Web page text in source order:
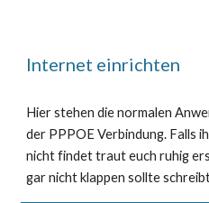
Internet einrichten
Hier stehen die normalen
der PPPOE Verbindung. Falls
nicht findet traut euch ruhig
gar nicht klappen sollte